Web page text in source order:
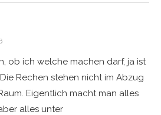
ob ich welche machen darf, ja ist
Rechen stehen nicht im Abzug
Eigentlich macht man alles
alles unter